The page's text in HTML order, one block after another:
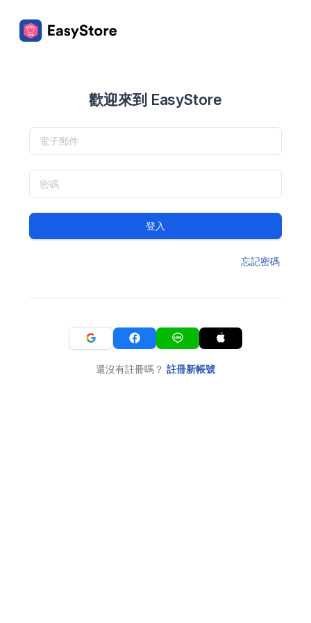
歡迎來到 EasyStore
登入
忘記密碼
還沒有註冊嗎？ 註冊新帳號